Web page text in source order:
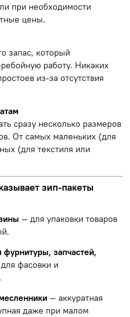
при необходимости
цены.
запас, который
работу. Никаких
из-за отсутствия
сразу несколько размеров
От самых маленьких (для
(для текстиля или
зип-пакеты
— для упаковки товаров
фурнитуры, запчастей,
фасовки и
— аккуратная
даже при малом